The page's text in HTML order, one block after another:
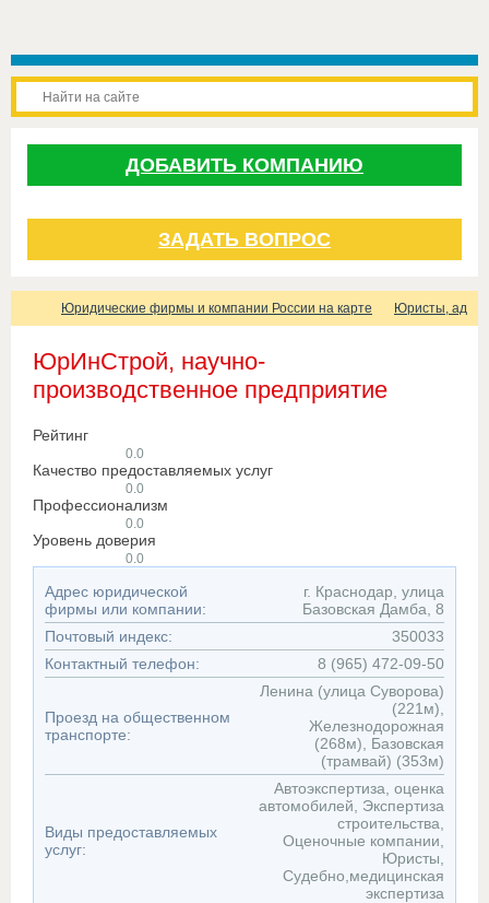
ДОБАВИТЬ КОМПАНИЮ
ЗАДАТЬ ВОПРОС
Юридические фирмы и компании России на карте Юристы,
ЮрИнСтрой, научно-
производственное предприятие
Рейтинг
0.0
Качество предоставляемых услуг
0.0
Профессионализм
0.0
Уровень доверия
0.0
Адрес юридической
фирмы или компании:
г. Краснодар, улица
Базовская Дамба, 8
Почтовый индекс:
350033
Контактный телефон:
8 (965) 472-09-50
Проезд на общественном
транспорте:
Ленина (улица Суворова)
(221м),
Железнодорожная
(268м), Базовская
(трамвай) (353м)
Виды предоставляемых
услуг:
Автоэкспертиза, оценка
автомобилей, Экспертиза
строительства,
Оценочные компании,
Юристы,
Судебно,медицинская
экспертиза